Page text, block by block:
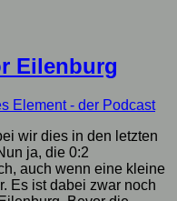
Eilenburg
Element - der Podcast
wir dies in den letzten
ja, die 0:2
auch wenn eine kleine
Es ist dabei zwar noch